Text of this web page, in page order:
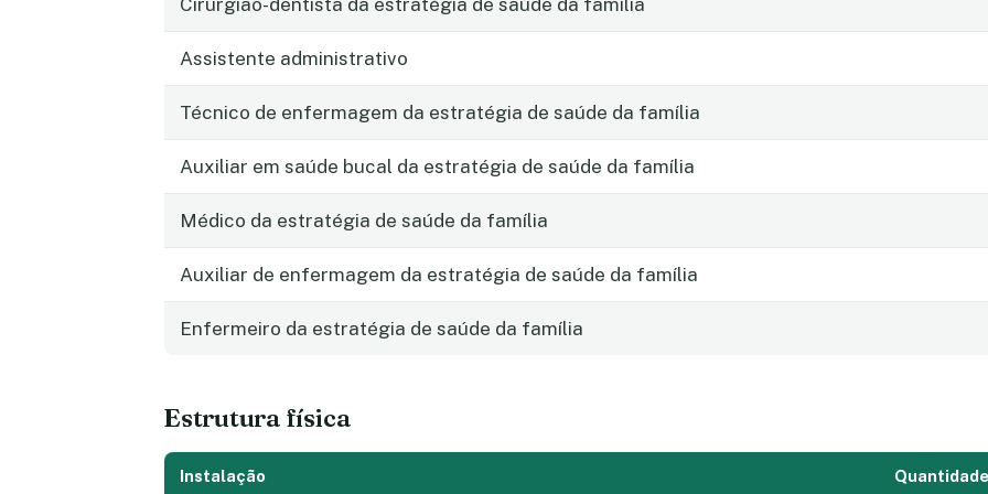
Cirurgião-dentista da estratégia de saúde da família
Assistente administrativo
Técnico de enfermagem da estratégia de saúde da família
Auxiliar em saúde bucal da estratégia de saúde da família
Médico da estratégia de saúde da família
Auxiliar de enfermagem da estratégia de saúde da família
Enfermeiro da estratégia de saúde da família
Estrutura física
Instalação Quantidade